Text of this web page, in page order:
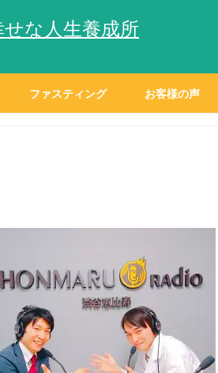
な人生養成所
ファスティング お客様の声